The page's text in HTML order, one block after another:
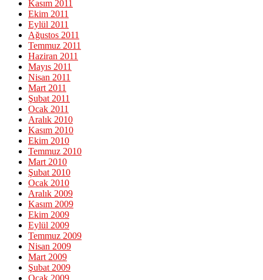
Kasım 2011
Ekim 2011
Eylül 2011
Ağustos 2011
Temmuz 2011
Haziran 2011
Mayıs 2011
Nisan 2011
Mart 2011
Şubat 2011
Ocak 2011
Aralık 2010
Kasım 2010
Ekim 2010
Temmuz 2010
Mart 2010
Şubat 2010
Ocak 2010
Aralık 2009
Kasım 2009
Ekim 2009
Eylül 2009
Temmuz 2009
Nisan 2009
Mart 2009
Şubat 2009
Ocak 2009